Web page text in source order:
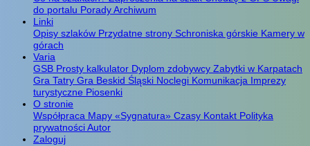
do portalu PoradyArchiwum
Linki
Opisy szlaków Przydatne strony Schroniska górskie Kamery w
górach
Varia
GSB Prosty kalkulator Dyplom zdobywcy Zabytki w Karpatach
Gra Tatry Gra Beskid Śląski Noclegi Komunikacja Imprezy
turystyczne Piosenki
O stronie
Współpraca Mapy «Sygnatura» Czasy Kontakt Polityka
prywatnościAutor
Zaloguj